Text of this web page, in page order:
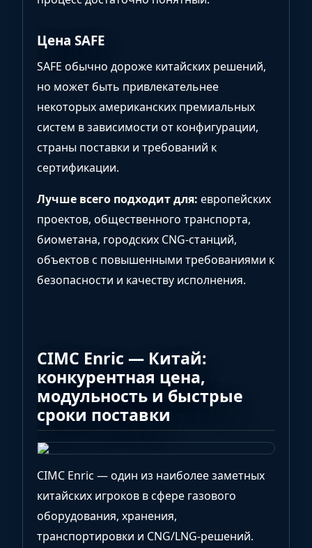
Цена SAFE
SAFE обычно дороже китайских решений,
но может быть привлекательнее
некоторых американских премиальных
систем в зависимости от конфигурации,
страны поставки и требований к
сертификации.
Лучше всего подходит для: европейских
проектов, общественного транспорта,
биометана, городских CNG-станций,
объектов с повышенными требованиями к
безопасности и качеству исполнения.
CIMC Enric — Китай:
конкурентная цена,
модульность и быстрые
сроки поставки
CIMC Enric — один из наиболее заметных
китайских игроков в сфере газового
оборудования, хранения,
транспортировки и CNG/LNG-решений.